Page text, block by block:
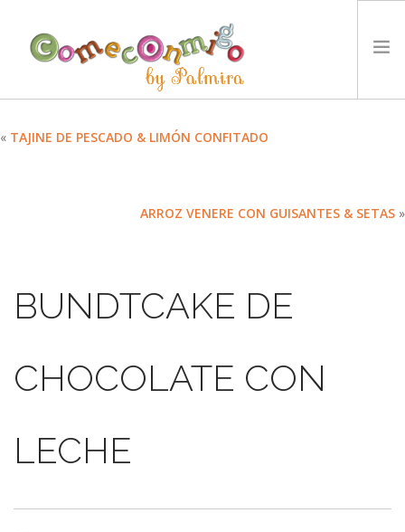
IDIOMA:
« TAJINE DE PESCADO & LIMÓN CONFITADO
ARROZ VENERE CON GUISANTES & SETAS »
BUNDTCAKE DE
CHOCOLATE CON
LECHE